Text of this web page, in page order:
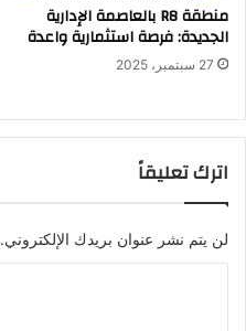
منطقة R8 بالعاصمة الإدارية
الجديدة: فرصة استثمارية واعدة
27 سبتمبر، 2025
اترك تعليقاً
لن يتم نشر عنوان بريدك الإلكتروني.